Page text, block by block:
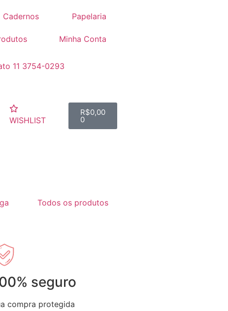
Cadernos Papelaria
Minha Conta
11 3754-0293
WISHLIST
R$0,00
0
Todos os produtos
seguro
compra protegida